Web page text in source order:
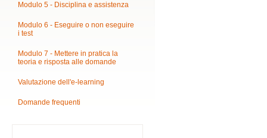
Modulo 5 - Disciplina e assistenza
Modulo 6 - Eseguire o non eseguire
i test
Modulo 7 - Mettere in pratica la
teoria e risposta alle domande
Valutazione dell'e-learning
Domande frequenti